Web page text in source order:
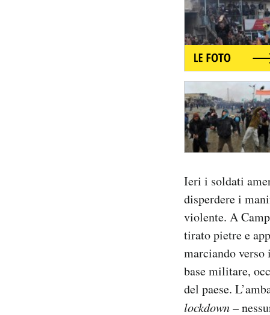
Ieri i soldati
disperdere i
violente. A
tirato pietre e
marciando
base militare,
del paese.
lockdown–